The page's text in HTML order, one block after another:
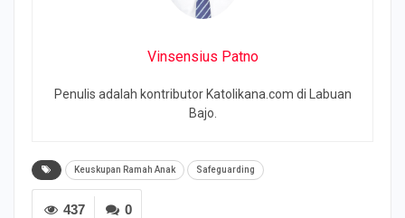
Vinsensius Patno
Penulis adalah kontributor Katolikana.com di Labuan
Bajo.
Keuskupan Ramah Anak Safeguarding
0
437